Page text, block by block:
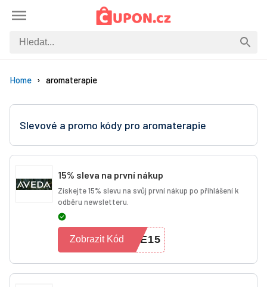
Home aromaterapie
Slevové a promo kódy pro aromaterapie
15% sleva na první nákup
Získejte 15% slevu na svůj první nákup po přihlášení k
odběru newsletteru.
ME15
Zobrazit Kód